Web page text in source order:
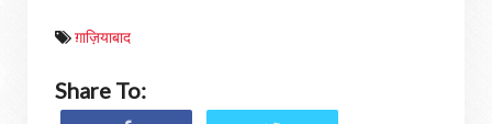
ग़ाज़ियाबाद
Share To: